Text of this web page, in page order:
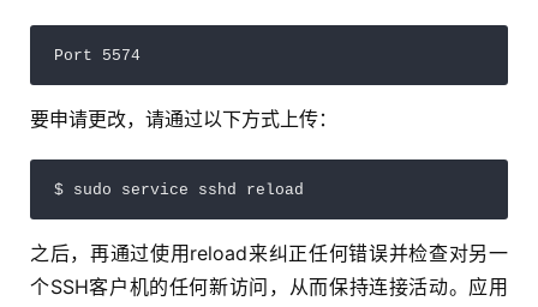
Port 5574
要申请更改，请通过以下方式上传：
$ sudo service sshd reload
之后，再通过使用reload来纠正任何错误并检查对另一
个SSH客户机的任何新访问，从而保持连接活动。应用